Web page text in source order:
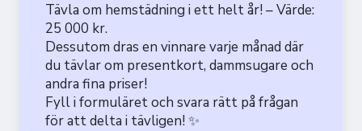
Tävla om hemstädning i ett helt år! – Värde:
25 000 kr.
Dessutom dras en vinnare varje månad där
du tävlar om presentkort, dammsugare och
andra fina priser!
Fyll i formuläret och svara rätt på frågan
för att delta i tävligen! ✨